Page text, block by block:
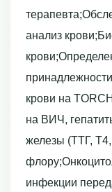
анализ
крови на
на ВИЧ,
железы (ТТГ,
инфекции